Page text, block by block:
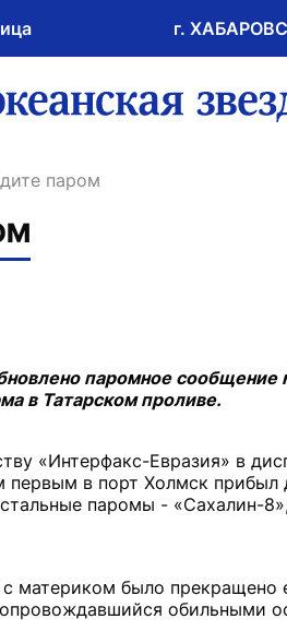
г.
ссылка на главную
Ждите паром
паромное
в Татарском проливе.
«Интерфакс-Евразия» в
первым в порт Холмск
паромы - «Сахалин-
материком было прекращено
обильными